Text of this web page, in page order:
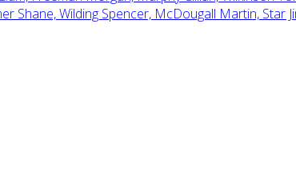
Shane,Wilding Spencer, McDougall Martin, Star